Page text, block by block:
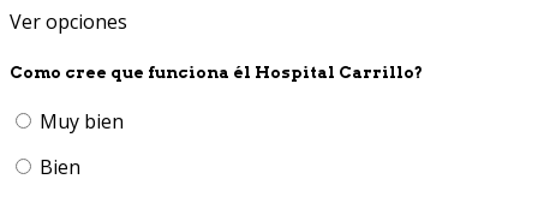
Ver opciones
Como cree que funciona él Hospital Carrillo?
Muy bien
Bien